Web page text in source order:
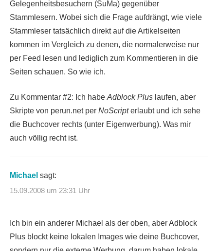
Gelegenheitsbesuchern (SuMa) gegenüber
Stammlesern. Wobei sich die Frage aufdrängt, wie viele
Stammleser tatsächlich direkt auf die Artikelseiten
kommen im Vergleich zu denen, die normalerweise nur
per Feed lesen und lediglich zum Kommentieren in die
Seiten schauen. So wie ich.
Zu Kommentar #2: Ich habe Adblock Plus laufen, aber
Skripte von perun.net per NoScripterlaubt und ich sehe
die Buchcover rechts (unter Eigenwerbung). Was mir
auch völlig recht ist.
Michael sagt:
15.09.2008 um 23:31 Uhr
Ich bin ein anderer Michael als der oben, aber Adblock
Plus blockt keine lokalen Images wie deine Buchcover,